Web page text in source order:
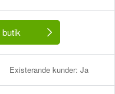
Existerande kunder: Ja